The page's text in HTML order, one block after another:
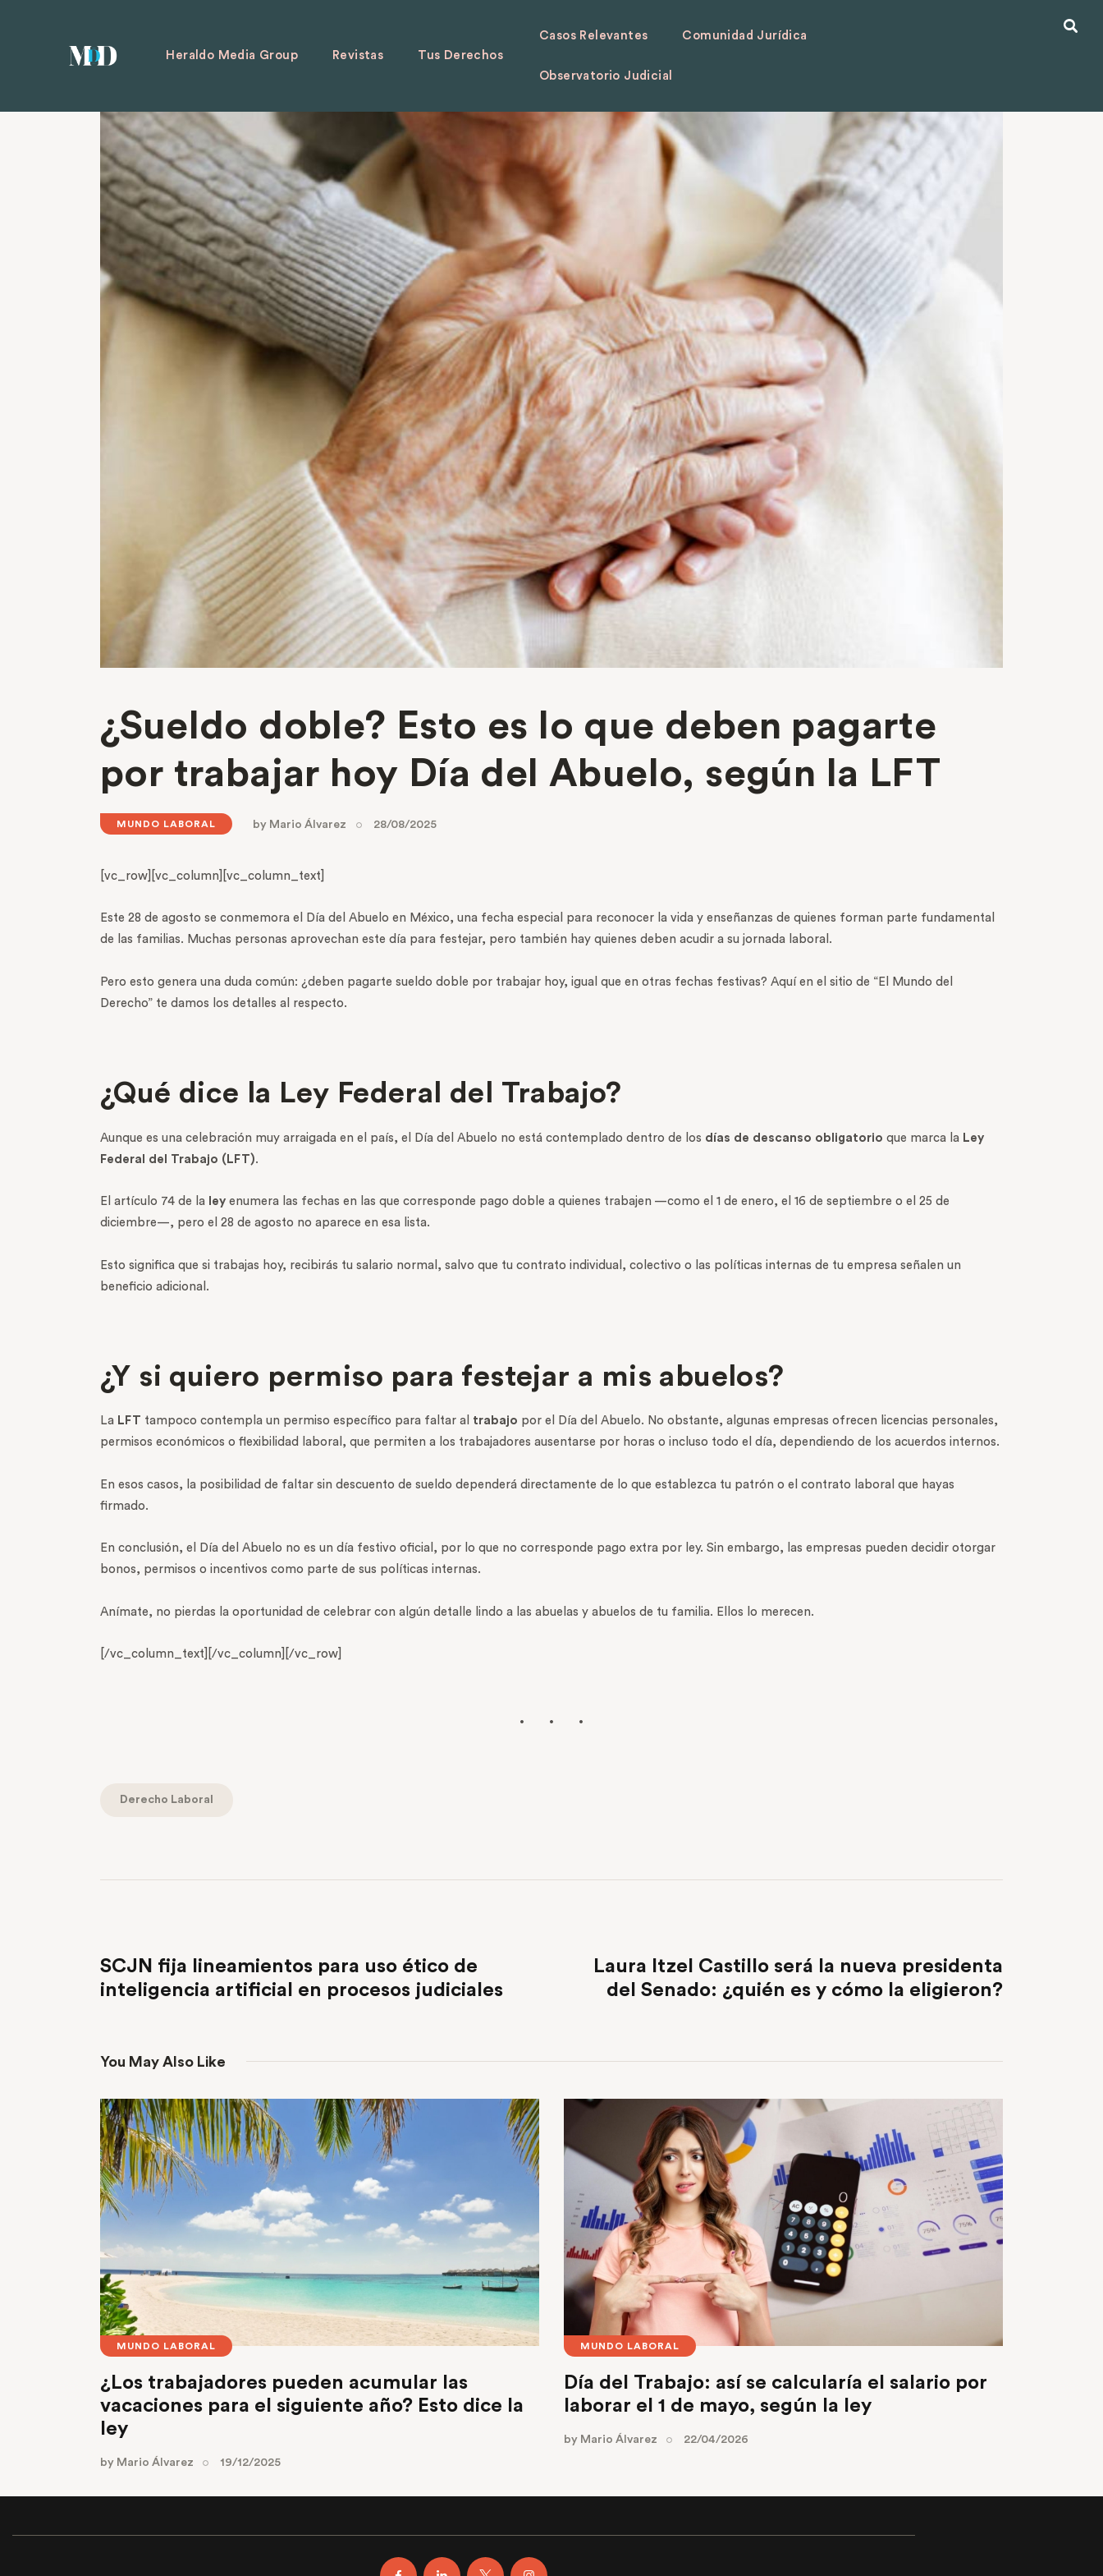
Heraldo Media Group Revistas Tus Derechos
Casos Relevantes Comunidad Jurídica
Observatorio Judicial
¿Sueldo doble? Esto es lo que deben pagarte
por trabajar hoy Día del Abuelo, según la LFT
MUNDO LABORAL by Mario Álvarez 28/08/2025
[vc_row][vc_column][vc_column_text]
Este 28 de agosto se conmemora el Día del Abuelo en México, una fecha especial para reconocer la vida y enseñanzas de quienes forman parte fundamental
de las familias. Muchas personas aprovechan este día para festejar, pero también hay quienes deben acudir a su jornada laboral.
Pero esto genera una duda común: ¿deben pagarte sueldo doble por trabajar hoy, igual que en otras fechas festivas? Aquí en el sitio de “El Mundo del
Derecho” te damos los detalles al respecto.
¿Qué dice la Ley Federal del Trabajo?
Aunque es una celebración muy arraigada en el país, el Día del Abuelo no está contemplado dentro de los días de descanso obligatorio que marca la Ley
Federal del Trabajo (LFT).
El artículo 74 de la ley enumera las fechas en las que corresponde pago doble a quienes trabajen —como el 1 de enero, el 16 de septiembre o el 25 de
diciembre—, pero el 28 de agosto no aparece en esa lista.
Esto significa que si trabajas hoy, recibirás tu salario normal, salvo que tu contrato individual, colectivo o las políticas internas de tu empresa señalen un
beneficio adicional.
¿Y si quiero permiso para festejar a mis abuelos?
La LFT tampoco contempla un permiso específico para faltar al trabajo por el Día del Abuelo. No obstante, algunas empresas ofrecen licencias personales,
permisos económicos o flexibilidad laboral, que permiten a los trabajadores ausentarse por horas o incluso todo el día, dependiendo de los acuerdos internos.
En esos casos, la posibilidad de faltar sin descuento de sueldo dependerá directamente de lo que establezca tu patrón o el contrato laboral que hayas
firmado.
En conclusión, el Día del Abuelo no es un día festivo oficial, por lo que no corresponde pago extra por ley. Sin embargo, las empresas pueden decidir otorgar
bonos, permisos o incentivos como parte de sus políticas internas.
Anímate, no pierdas la oportunidad de celebrar con algún detalle lindo a las abuelas y abuelos de tu familia. Ellos lo merecen.
[/vc_column_text][/vc_column][/vc_row]
Derecho Laboral
SCJN fija lineamientos para uso ético de
inteligencia artificial en procesos judiciales
Laura Itzel Castillo será la nueva presidenta
del Senado: ¿quién es y cómo la eligieron?
You May Also Like
MUNDO LABORAL
¿Los trabajadores pueden acumular las
vacaciones para el siguiente año? Esto dice la
ley
by Mario Álvarez 19/12/2025
MUNDO LABORAL
Día del Trabajo: así se calcularía el salario por
laborar el 1 de mayo, según la ley
by Mario Álvarez 22/04/2026